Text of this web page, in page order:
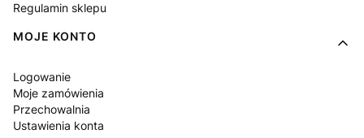
Regulamin sklepu
MOJE KONTO
Logowanie
Moje zamówienia
Przechowalnia
Ustawienia konta